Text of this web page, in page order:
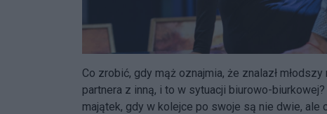
Co zrobić, gdy mąż oznajmia, że znalazł
partnera z inną, i to w sytuacji biurowo-
majątek, gdy w kolejce po swoje są nie dwie, ale